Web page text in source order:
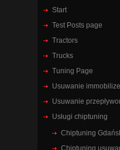
Start
Test Posts page
Tractors
Trucks
Tuning Page
Usuwanie
Usuwanie
Usługi chiptuning
Chiptuning
Chiptuning